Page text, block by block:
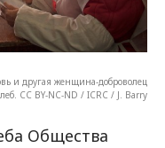
и другая женщина-доброволец
CC BY-NC-ND / ICRC / J. Barry
Общества